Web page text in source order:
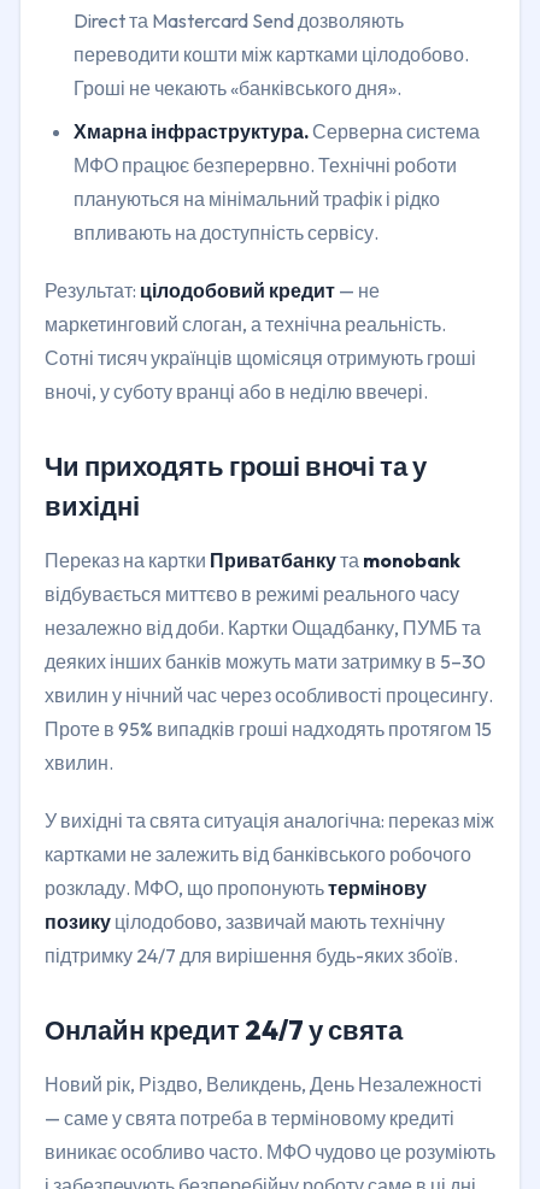
Direct та Mastercard Send дозволяють
переводити кошти між картками цілодобово.
Гроші не чекають «банківського дня».
Хмарна інфраструктура.Серверна система
МФО працює безперервно. Технічні роботи
плануються на мінімальний трафік і рідко
впливають на доступність сервісу.
Результат: цілодобовий кредит — не
маркетинговий слоган, а технічна реальність.
Сотні тисяч українців щомісяця отримують гроші
вночі, у суботу вранці або в неділю ввечері.
Чи приходять гроші вночі та у
вихідні
Переказ на картки Приватбанкута monobank
відбувається миттєво в режимі реального часу
незалежно від доби. Картки Ощадбанку, ПУМБ та
деяких інших банків можуть мати затримку в 5–30
хвилин у нічний час через особливості процесингу.
Проте в 95% випадків гроші надходять протягом 15
хвилин.
У вихідні та свята ситуація аналогічна: переказ між
картками не залежить від банківського робочого
розкладу. МФО, що пропонуютьтермінову
позику цілодобово, зазвичай мають технічну
підтримку 24/7 для вирішення будь-яких збоїв.
Онлайн кредит 24/7 у свята
Новий рік, Різдво, Великдень, День Незалежності
— саме у свята потреба в терміновому кредиті
виникає особливо часто. МФО чудово це розуміють